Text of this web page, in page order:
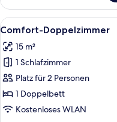
Doppelzimmer,
Gartenblick
Alle
Fotos
für
Comfort-
Doppelzimmer
anzeigen
3
Comfort-Doppelzimmer
15 m²
1 Schlafzimmer
Platz für 2 Personen
1 Doppelbett
Kostenloses WLAN